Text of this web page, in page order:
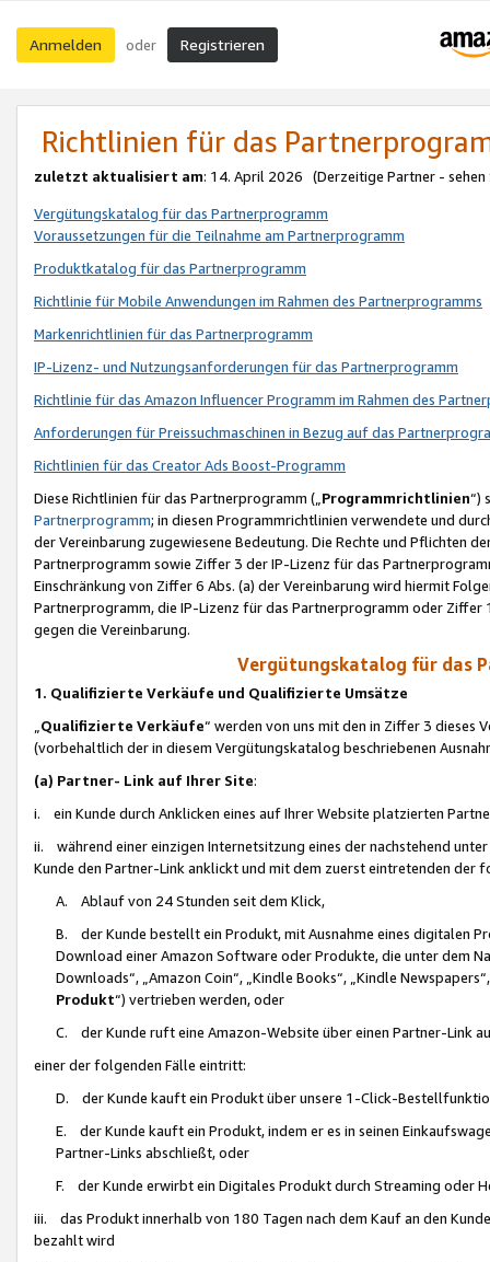
Anmelden oder Registrieren
Richtlinien für das
zuletzt aktualisiert am: 14. April 2026 (Derzeitige Partner - sehen
Vergütungskatalog für das Partnerprogramm
Voraussetzungen für die Teilnahme am Partnerprogramm
Produktkatalog für das Partnerprogramm
Richtlinie für Mobile Anwendungen im Rahmen des Partnerprogramms
Markenrichtlinien für das Partnerprogramm
IP-Lizenz- und Nutzungsanforderungen für das Partnerprogramm
Richtlinie für das Amazon Influencer Programm im Rahmen des
Anforderungen für Preissuchmaschinen in Bezug auf das
Richtlinien für das Creator Ads Boost-Programm
Diese Richtlinien für das Partnerprogramm („Programmrichtlinien“)
Partnerprogramm; in diesen Programmrichtlinien verwendete und
der Vereinbarung zugewiesene Bedeutung. Die Rechte und Pflichten
Partnerprogramm sowie Ziffer 3 der IP-Lizenz für das
Einschränkung von Ziffer 6 Abs. (a) der Vereinbarung wird hiermit
Partnerprogramm, die IP-Lizenz für das Partnerprogramm oder
gegen die Vereinbarung.
Vergütungskatalog für das
1. Qualifizierte Verkäufe und Qualifizierte Umsätze
Qualifizierte Verkäufe“ werden von uns mit den in Ziffer 3
(vorbehaltlich der in diesem Vergütungskatalog beschriebenen
(a) Partner- Link auf Ihrer Site:
i. ein Kunde durch Anklicken eines auf Ihrer Website platzierten
ii. während einer einzigen Internetsitzung eines der nachstehend
Kunde den Partner-Link anklickt und mit dem zuerst eintretenden der
A. Ablauf von 24 Stunden seit dem Klick,
B. der Kunde bestellt ein Produkt, mit Ausnahme eines digitalen
Download einer Amazon Software oder Produkte, die unter dem
Downloads“, „Amazon Coin“, „Kindle Books“, „Kindle
Produkt“) vertrieben werden, oder
C. der Kunde ruft eine Amazon-Website über einen Partner-Link
einer der folgenden Fälle eintritt:
D. der Kunde kauft ein Produkt über unsere 1-Click-
E. der Kunde kauft ein Produkt, indem er es in seinen
Partner-Links abschließt, oder
F. der Kunde erwirbt ein Digitales Produkt durch Streaming oder
iii. das Produkt innerhalb von 180 Tagen nach dem Kauf an den
bezahlt wird